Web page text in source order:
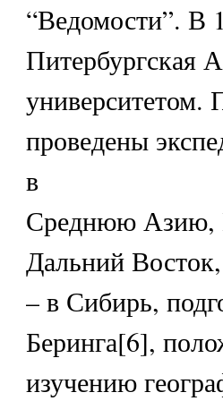
“Ведомости”. В
Питербургская
проведены
в
Среднюю Азию,
Дальний
– в Сибирь,
Беринга[6],
изучению